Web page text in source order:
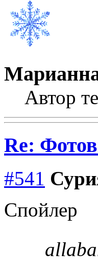
Автор
Re:
#541
Спойлер